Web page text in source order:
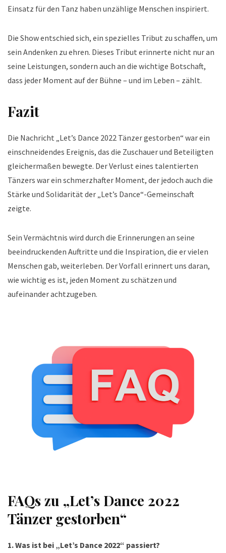
Einsatz für den Tanz haben unzählige Menschen inspiriert.
Die Show entschied sich, ein spezielles Tribut zu schaffen, um
sein Andenken zu ehren. Dieses Tribut erinnerte nicht nur an
seine Leistungen, sondern auch an die wichtige Botschaft,
dass jeder Moment auf der Bühne – und im Leben – zählt.
Fazit
Die Nachricht „Let’s Dance 2022 Tänzer gestorben“ war ein
einschneidendes Ereignis, das die Zuschauer und Beteiligten
gleichermaßen bewegte. Der Verlust eines talentierten
Tänzers war ein schmerzhafter Moment, der jedoch auch die
Stärke und Solidarität der „Let’s Dance“-Gemeinschaft
zeigte.
Sein Vermächtnis wird durch die Erinnerungen an seine
beeindruckenden Auftritte und die Inspiration, die er vielen
Menschen gab, weiterleben. Der Vorfall erinnert uns daran,
wie wichtig es ist, jeden Moment zu schätzen und
aufeinander achtzugeben.
FAQs zu „Let’s Dance 2022
Tänzer gestorben“
1. Was ist bei „Let’s Dance 2022“ passiert?